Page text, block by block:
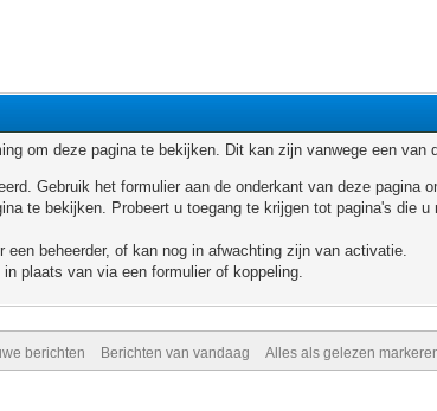
om deze pagina te bekijken. Dit kan zijn vanwege een van
Gebruik het formulier aan de onderkant van deze pagina
te bekijken. Probeert u toegang te krijgen tot pagina's die
beheerder, of kan nog in afwachting zijn van activatie.
plaats van via een formulier of koppeling.
berichten Berichten van vandaag Alles als gelezen